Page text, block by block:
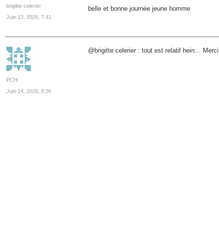
brigitte celerier
Juin 13, 2026, 7:41
belle et bonne journée jeune homme
PCH
Juin 14, 2026, 8:36
@brigitte celerier : tout est relatif hein…